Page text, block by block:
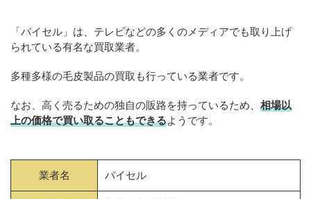
「バイセル」は、テレビなどの多くのメディアでも取り上げ
られている有名な買取業者。
多種多様の毛皮製品の買取も行っている業者です。
なお、高く売るための独自の販路を持っているため、 相場以
上の価格で買い取ることもできるようです。
業者名 バイセル